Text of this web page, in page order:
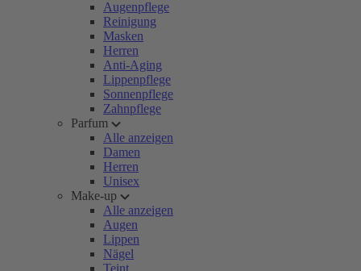
Augenpflege
Reinigung
Masken
Herren
Anti-Aging
Lippenpflege
Sonnenpflege
Zahnpflege
Parfum
Alle anzeigen
Damen
Herren
Unisex
Make-up
Alle anzeigen
Augen
Lippen
Nägel
Teint